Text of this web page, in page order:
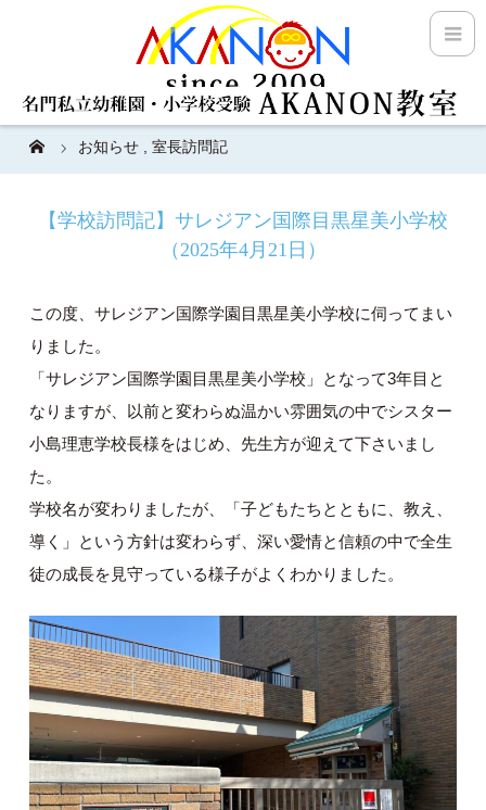
お知らせ ,室長訪問記
【学校訪問記】サレジアン国際目黒星美小学校
（2025年4月21日）
この度、サレジアン国際学園目黒星美小学校に伺ってまい
りました。
「サレジアン国際学園目黒星美小学校」となって3年目と
なりますが、以前と変わらぬ温かい雰囲気の中でシスター
小島理恵学校長様をはじめ、先生方が迎えて下さいまし
た。
学校名が変わりましたが、「子どもたちとともに、教え、
導く」という方針は変わらず、深い愛情と信頼の中で全生
徒の成長を見守っている様子がよくわかりました。